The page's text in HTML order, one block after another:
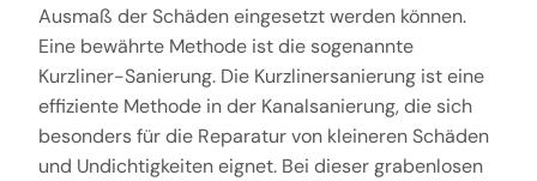
Ausmaß der Schäden eingesetzt werden können.
Eine bewährte Methode ist die sogenannte
Kurzliner-Sanierung. Die Kurzlinersanierung ist eine
effiziente Methode in der Kanalsanierung, die sich
besonders für die Reparatur von kleineren Schäden
und Undichtigkeiten eignet. Bei dieser grabenlosen